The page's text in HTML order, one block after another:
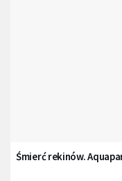
Śmierć rekinów.